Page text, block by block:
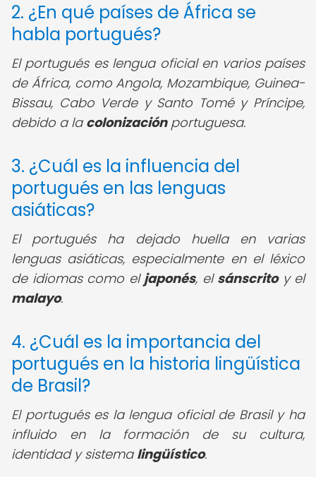
2. ¿En qué países de África se
habla portugués?
El portugués es lengua oficial en varios países
de África, como Angola, Mozambique, Guinea-
Bissau, Cabo Verde y Santo Tomé y Príncipe,
debido a la colonizaciónportuguesa.
3. ¿Cuál es la influencia del
portugués en las lenguas
asiáticas?
El portugués ha dejado huella en varias
lenguas asiáticas, especialmente en el léxico
de idiomas como el japonés, el sánscritoy el
malayo.
4. ¿Cuál es la importancia del
portugués en la historia lingüística
de Brasil?
El portugués es la lengua oficial de Brasil y ha
influido en la formación de su cultura,
identidad y sistema lingüístico.